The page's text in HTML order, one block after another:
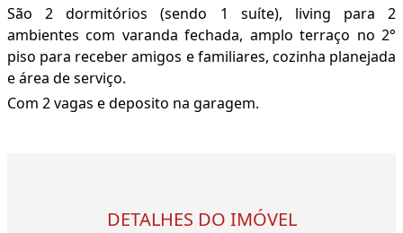
São 2 dormitórios (sendo 1 suíte), living para 2
ambientes com varanda fechada, amplo terraço no 2°
piso para receber amigos e familiares, cozinha planejada
e área de serviço.
Com 2 vagas e deposito na garagem.
DETALHES DO IMÓVEL